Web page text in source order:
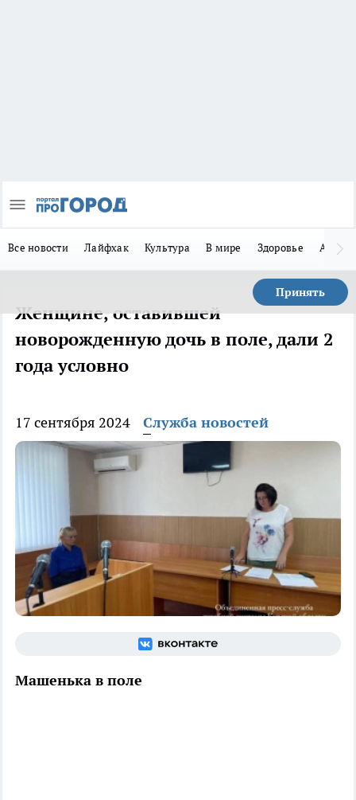
Все новости Лайфхак Культура В мире Здоровье Авто
Принять
Женщине, оставившей
новорожденную дочь в поле, дали 2
года условно
17 сентября 2024 Служба новостей
Машенька в поле